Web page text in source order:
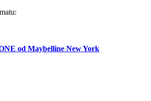
od Maybelline New York